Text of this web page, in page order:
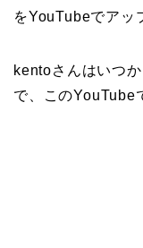
をYouTubeでアッ
kentoさんはいつ
で、このYouTube